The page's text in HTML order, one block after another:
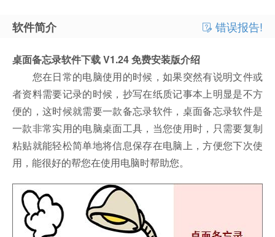
软件简介 错误报告!
桌面备忘录软件下载 V1.24 免费安装版介绍
您在日常的电脑使用的时候，如果突然有说明文件或
者资料需要记录的时候，抄写在纸质记事本上明显是不方
便的，这时候就需要一款备忘录软件，桌面备忘录软件是
一款非常实用的电脑桌面工具，当您使用时，只需要复制
粘贴就能轻松简单地将信息保存在电脑上，方便您下次使
用，能很好的帮您在使用电脑时帮助您。